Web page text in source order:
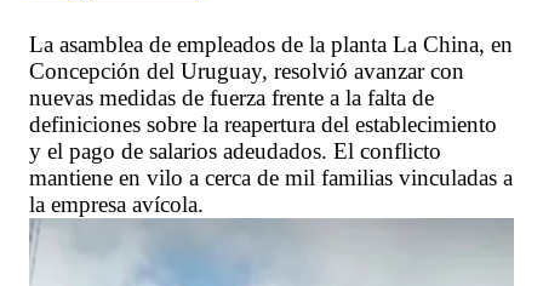
La asamblea de empleados de la planta La China, en
Concepción del Uruguay, resolvió avanzar con
nuevas medidas de fuerza frente a la falta de
definiciones sobre la reapertura del establecimiento
y el pago de salarios adeudados. El conflicto
mantiene en vilo a cerca de mil familias vinculadas a
la empresa avícola.